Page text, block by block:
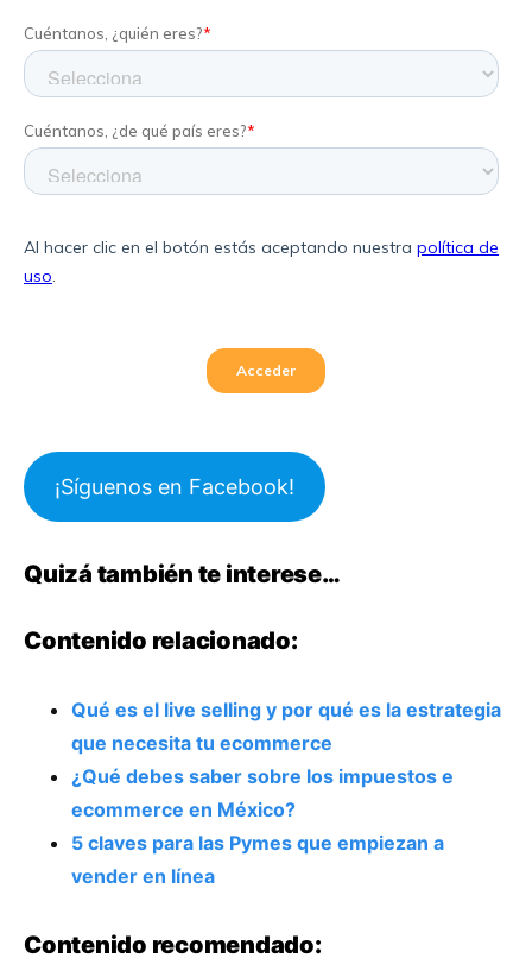
¡Síguenos en Facebook!
Quizá también te interese…
Contenido relacionado:
Qué es el live selling y por qué es la estrategia
que necesita tu ecommerce
¿Qué debes saber sobre los impuestos e
ecommerce en México?
5 claves para las Pymes que empiezan a
vender en línea
Contenido recomendado: